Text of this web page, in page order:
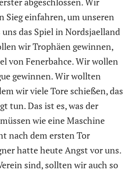
Sieg einfahren, um unseren
uns das Spiel in Nordsjaelland
wir Trophäen gewinnen,
von Fenerbahce. Wir wollen
gewinnen. Wir wollten
wir viele Tore schießen, das
tun. Das ist es, was der
wie eine Maschine
nach dem ersten Tor
hatte heute Angst vor uns.
sind, sollten wir auch so